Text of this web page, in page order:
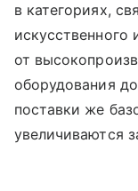
в категориях,
искусственного
от
оборудования
поставки же
увеличиваются